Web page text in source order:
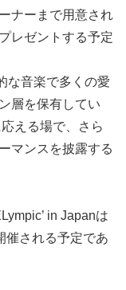
ナーまで用意され
レゼントする予定
な音楽で多くの愛
層を保有してい
える場で、さら
マンスを披露する
in Japanは
催される予定であ